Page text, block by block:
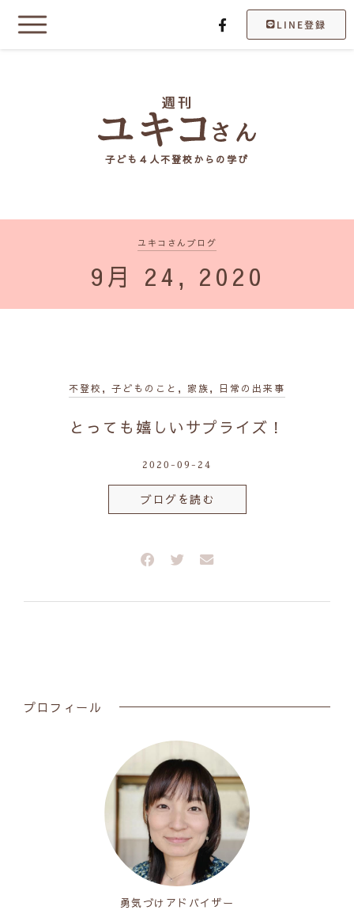
LINE登録
子ども４人不登校からの学び
ユキコさんブログ
9月 24, 2020
不登校 , 子どものこと , 家族, 日常の出来事
とっても嬉しいサプライズ！
2020-09-24
ブログを読む
プロフィール
勇気づけアドバイザー